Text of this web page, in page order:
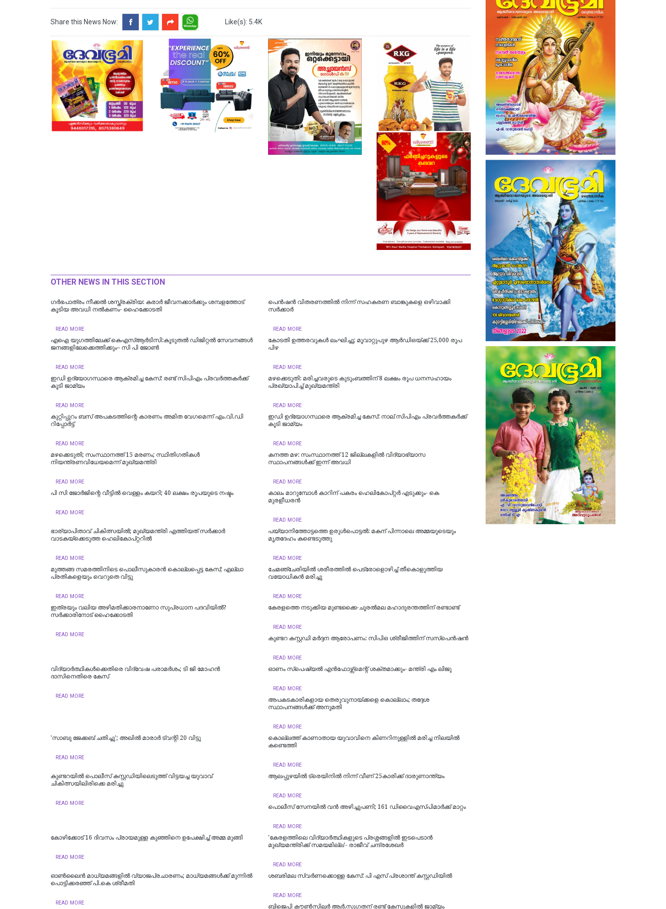
Share this News Now: Like(s): 5.4K
OTHER NEWS IN THIS SECTION
ഗർഭപാത്രം നീക്കൽ ശസ്ത്രക്രിയ: കരാർ ജീവനക്കാർക്കും ശമ്പളത്തോട്
കൂടിയ അവധി നൽകണം- ഹൈക്കോടതി
READ MORE
പെൻഷൻ വിതരണത്തിൽ നിന്ന് സഹകരണ ബാങ്കുകളെ ഒഴിവാക്കി
സർക്കാർ
READ MORE
എഐ യുഗത്തിലേക്ക് കെഎസ്ആർടിസി:കൂടുതൽ ഡിജിറ്റൽ സേവനങ്ങൾ
ജനങ്ങളിലേക്കെത്തിക്കും– സി പി ജോൺ
READ MORE
കോടതി ഉത്തരവുകൾ ലംഘിച്ചു; മൂവാറ്റുപുഴ ആർഡിഒയ്ക്ക് 25,000 രൂപ
പിഴ
READ MORE
ഇഡി ഉദ്യോഗസ്ഥരെ ആക്രമിച്ച കേസ്: രണ്ട് സിപിഎം പ്രവർത്തകർക്ക്
കൂടി ജാമ്യം
READ MORE
മഴക്കെടുതി: മരിച്ചവരുടെ കുടുംബത്തിന് 8 ലക്ഷം രൂപ ധനസഹായം
പ്രഖ്യാപിച്ച് മുഖ്യമന്ത്രി
READ MORE
കുറ്റിപ്പുറം ബസ് അപകടത്തിന്റെ കാരണം അമിത വേഗമെന്ന് എം.വി.ഡി
റിപ്പോര്‍ട്ട്
READ MORE
ഇഡി ഉദ്യോഗസ്ഥരെ ആക്രമിച്ച കേസ്: നാല് സിപിഎം പ്രവർത്തകർക്ക്
കൂടി ജാമ്യം
READ MORE
മഴക്കെടുതി; സംസ്ഥാനത്ത് 15 മരണം; സ്ഥിതിഗതികൾ
നിയന്ത്രണവിധേയമെന്ന് മുഖ്യമന്ത്രി
READ MORE
കനത്ത മഴ: സംസ്ഥാനത്ത് 12 ജില്ലകളില്‍ വിദ്യാഭ്യാസ
സ്ഥാപനങ്ങള്‍ക്ക് ഇന്ന് അവധി
READ MORE
പി സി ജോര്‍ജിന്റെ വീട്ടില്‍ വെള്ളം കയറി; 40 ലക്ഷം രൂപയുടെ നഷ്ടം
READ MORE
കാലം മാറുമ്പോൾ കാറിന് പകരം ഹെലികോപ്റ്റർ എടുക്കും- കെ
മുരളീധരന്‍
READ MORE
ഭാര്യാപിതാവ് ചികിത്സയിൽ; മുഖ്യമന്ത്രി എത്തിയത് സര്‍ക്കാര്‍
വാടകയ്‌ക്കെടുത്ത ഹെലികോപ്റ്ററില്‍
READ MORE
പയ്യാനിത്തോട്ടത്തെ ഉരുൾപൊട്ടൽ: മകന് പിന്നാലെ അമ്മയുടെയും
മൃതദേഹം കണ്ടെടുത്തു
READ MORE
മുത്തങ്ങ സമരത്തിനിടെ പൊലീസുകാരൻ കൊല്ലപ്പെട്ട കേസ്; എല്ലാ
പ്രതികളെയും വെറുതെ വിട്ടു
READ MORE
ചേമഞ്ചേരിയില്‍ ശരീരത്തില്‍ പെട്രോളൊഴിച്ച് തീകൊളുത്തിയ
വയോധികന്‍ മരിച്ചു
READ MORE
ഇത്രയും വലിയ അഴിമതിക്കാരനാണോ സുപ്രധാന പദവിയിൽ?
സർക്കാരിനോട് ഹൈക്കോടതി
READ MORE
കേരളത്തെ നടുക്കിയ മുണ്ടക്കൈ-ചൂരല്‍മല മഹാദുരന്തത്തിന് രണ്ടാണ്ട്
READ MORE
കുണ്ടറ കസ്റ്റഡി മര്‍ദ്ദന ആരോപണം: സിപിഒ ശ്രീജിത്തിന് സസ്‌പെന്‍ഷന്‍
READ MORE
വിദ്യാര്‍ത്ഥികള്‍ക്കെതിരെ വിദ്വേഷ പരാമര്‍ശം; ടി ജി മോഹന്‍
ദാസിനെതിരെ കേസ്
READ MORE
ഓണം സ്‌പെഷ്യൽ എൻഫോഴ്സ്മെന്റ് ശക്തമാക്കും- മന്ത്രി എം ലിജു
READ MORE
അപകടകാരികളായ തെരുവുനായ്ക്കളെ കൊല്ലാം; തദ്ദേശ
സ്ഥാപനങ്ങൾക്ക് അനുമതി
READ MORE
'സാബു ജേക്കബ് ചതിച്ചു'; അഖിൽ മാരാർ ട്വന്റി 20 വിട്ടു
READ MORE
കൊല്ലത്ത് കാണാതായ യുവാവിനെ കിണറിനുള്ളിൽ മരിച്ച നിലയിൽ
കണ്ടെത്തി
READ MORE
കുണ്ടറയിൽ പൊലീസ് കസ്റ്റഡിയിലെടുത്ത് വിട്ടയച്ച യുവാവ്
ചികിത്സയിലിരിക്കെ മരിച്ചു
READ MORE
ആലപ്പുഴയിൽ ട്രെയിനില്‍ നിന്ന് വീണ് 25കാരിക്ക് ദാരുണാന്ത്യം
READ MORE
പൊലീസ് സേനയിൽ വൻ അഴിച്ചുപണി; 161 ഡിവൈഎസ്പിമാര്‍ക്ക് മാറ്റം
READ MORE
കോഴിക്കോട് 16 ​ദിവസം പ്രായമുള്ള കുഞ്ഞിനെ ഉപേക്ഷിച്ച് അമ്മ മുങ്ങി
READ MORE
'കേരളത്തിലെ വിദ്യാർത്ഥികളുടെ പ്രശ്നങ്ങളിൽ ഇടപെടാൻ
മുഖ്യമന്ത്രിക്ക് സമയമില്ല'- രാജീവ് ചന്ദ്രശേഖർ
READ MORE
ഓൺലൈൻ മാധ്യമങ്ങളിൽ വ്യാജപ്രചാരണം; മാധ്യമങ്ങൾക്ക് മുന്നിൽ
പൊട്ടിക്കരഞ്ഞ് പി.കെ ശ്രീമതി
READ MORE
ശബരിമല സ്വര്‍ണക്കൊള്ള കേസ്: പി എസ് പ്രശാന്ത് കസ്റ്റഡിയില്‍
READ MORE
ബിജെപി കൗണ്‍സിലര്‍ ആര്‍.സുഗതന് രണ്ട് കേസുകളില്‍ ജാമ്യം